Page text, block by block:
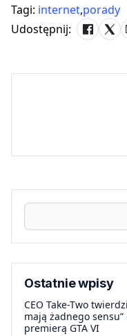
Tagi: internet,porady
Udostępnij:
Ostatnie wpisy
CEO Take-Two
mają żadnego
premierą GTA VI